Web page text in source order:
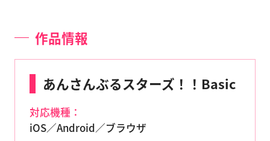
作品情報
あんさんぶるスターズ！！Basic
対応機種：
iOS／Android／ブラウザ